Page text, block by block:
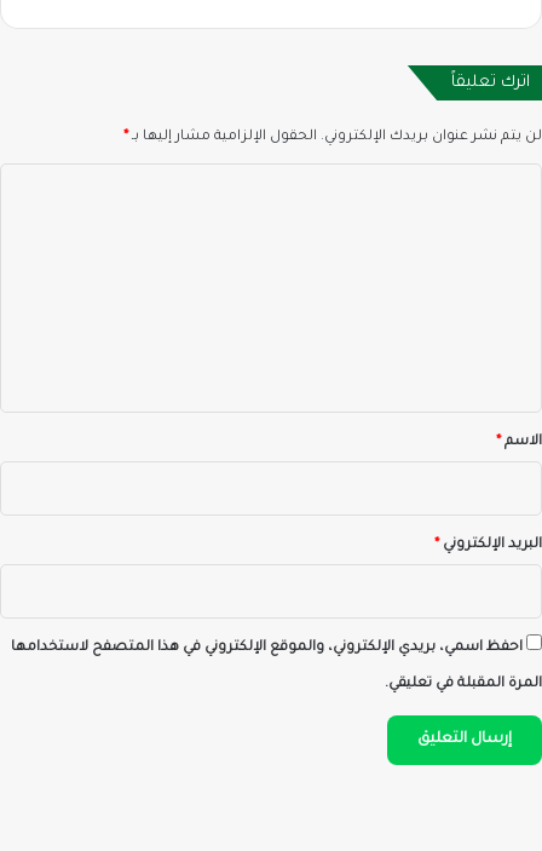
اترك تعليقاً
لن يتم نشر عنوان بريدك الإلكتروني. الحقول الإلزامية مشار إليها بـ *
*الاسم *
البريد الإلكتروني *
احفظ اسمي، بريدي الإلكتروني، والموقع الإلكتروني في هذا المتصفح لاستخدامها
المرة المقبلة في تعليقي.